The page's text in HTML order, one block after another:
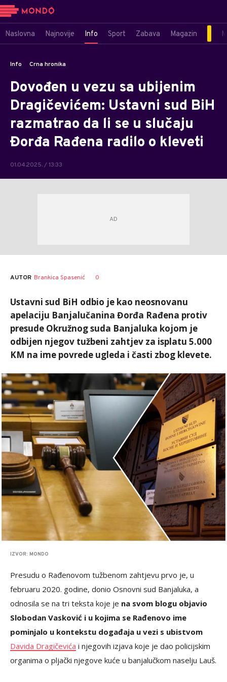
Naslovna Najnovije Info Sport Zabava Magazin
Info Crna hronika
Dovođen u vezu sa ubijenim
Dragičevićem: Ustavni sud BiH
razmatrao da li se u slučaju
Đorđa Rađena radilo o kleveti
01.04.2025. / 13:33
AUTOR Brankica Spasenić 0
Ustavni sud BiH odbio je kao neosnovanu
apelaciju Banjalučanina Đorđa Rađena protiv
presude Okružnog suda Banjaluka kojom je
odbijen njegov tužbeni zahtjev za isplatu 5.000
KM na ime povrede ugleda i časti zbog klevete.
IZVOR: MONDO
Presudu o Rađenovom tužbenom zahtjevu prvo je, u
februaru 2020. godine, donio Osnovni sud Banjaluka, a
odnosila se na tri teksta koje je na svom blogu objavio
Slobodan Vasković i u kojima se Rađenovo ime
pominjalo u kontekstu događaja u vezi s ubistvom
Davida Dragičevića i njegovih izjava koje je dao policijskim
organima o pljački njegove kuće u banjalučkom naselju Lauš.